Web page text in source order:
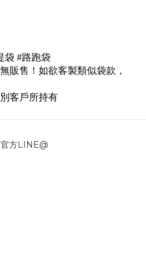
袋 #路跑袋
販售！如欲客製類似袋款，
客戶所持有